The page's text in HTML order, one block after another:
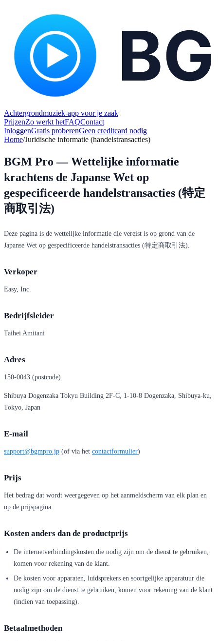
Achtergrondmuziek-app voor je zaak
PrijzenZo werkt hetFAQContact
InloggenGratis proberenGeen creditcard nodig
Home/Juridische informatie (handelstransacties)
BGM Pro — Wettelijke informatie
krachtens de Japanse Wet op
gespecificeerde handelstransacties (特定
商取引法)
Deze pagina is de wettelijke informatie die vereist is op grond van de
Japanse Wet op gespecificeerde handelstransacties (特定商取引法).
Verkoper
Easy, Inc.
Bedrijfsleider
Taihei Amitani
Adres
150-0043 (postcode)
Shibuya Dogenzaka Tokyu Building 2F-C, 1-10-8 Dogenzaka, Shibuya-ku,
Tokyo, Japan
E-mail
support@bgmpro.jp (of via het contactformulier)
Prijs
Het bedrag dat wordt weergegeven op het aanmeldscherm van elk plan en
op de prijspagina.
Kosten anders dan de productprijs
De internetverbindingskosten die nodig zijn om de dienst te gebruiken,
komen voor rekening van de klant.
De kosten voor apparaten, luidsprekers en soortgelijke apparatuur die
nodig zijn om de dienst te gebruiken, komen voor rekening van de klant
(indien van toepassing).
Betaalmethoden